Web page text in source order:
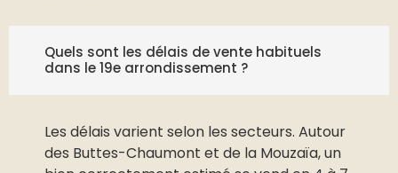
Quels sont les délais de vente habituels
dans le 19e arrondissement ?
Les délais varient selon les secteurs. Autour
des Buttes-Chaumont et de la Mouzaïa, un